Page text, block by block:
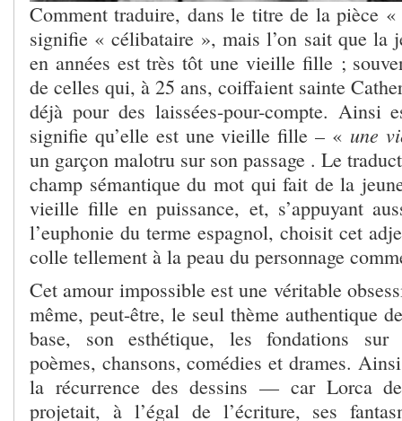
Comment traduire, dans le titre de la pièce
signifie « célibataire », mais l’on sait que la
en années est très tôt une vieille fille ;
de celles qui, à 25 ans, coiffaient sainte
déjà pour des laissées-pour-compte. Ainsi
signifie qu’elle est une vieille fille – « une
un garçon malotru sur son passage . Le
champ sémantique du mot qui fait de la
vieille fille en puissance, et, s’appuyant
l’euphonie du terme espagnol, choisit cet
colle tellement à la peau du personnage
Cet amour impossible est une véritable
même, peut-être, le seul thème authentique
base, son esthétique, les fondations sur
poèmes, chansons, comédies et drames.
la récurrence des dessins — car Lorca
projetait, à l’égal de l’écriture, ses